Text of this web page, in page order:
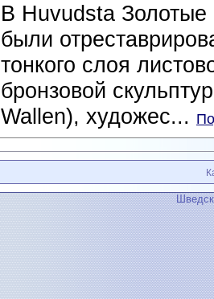
В Huvudsta Золотые
были
тонкого слоя
бронзовой
Wallen), художес...